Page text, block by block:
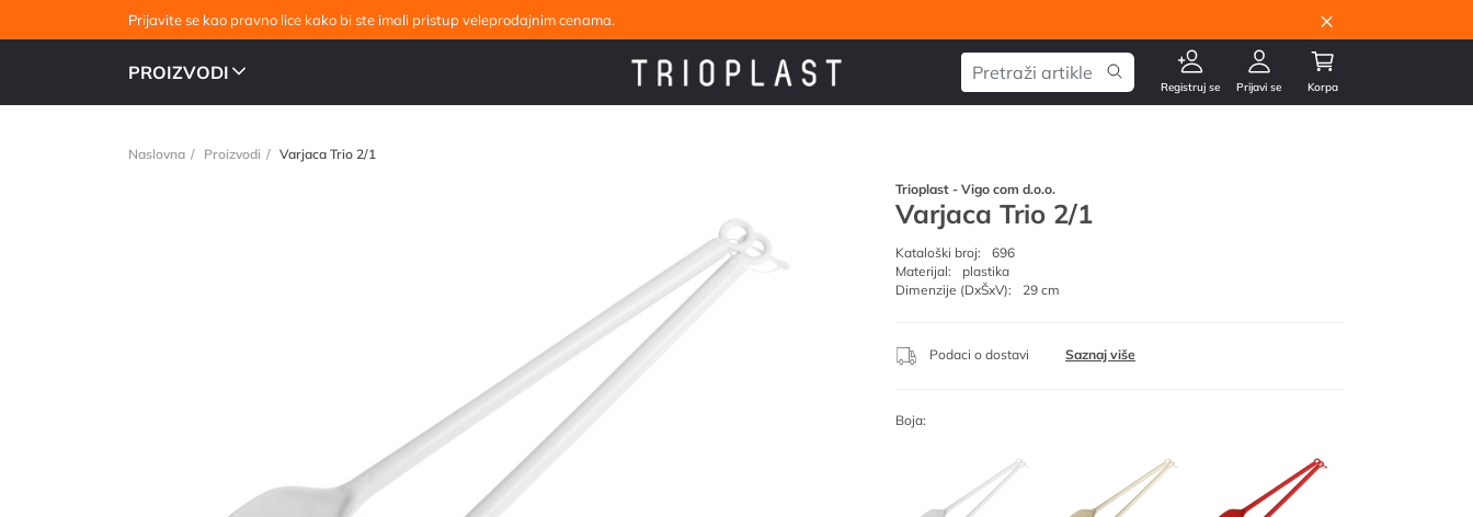
Prijavite se kao pravno lice kako bi ste imali pristup veleprodajnim cenama. ×
PROIZVODI
Registruj se Prijavi se Korpa
Naslovna Proizvodi Varjaca Trio 2/1
Trioplast - Vigo com d.o.o.
Varjaca Trio 2/1
Kataloški broj:
696
Materijal:
plastika
Dimenzije (DxŠxV):
29 cm
Podaci o dostavi Saznaj više
Boja: